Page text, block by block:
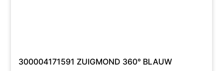
300004171591 ZUIGMOND 360° BLAUW